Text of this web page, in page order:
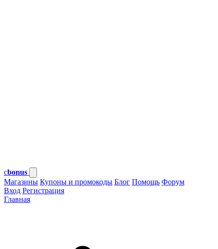
cbonus
Магазины Купоны и промокоды Блог Помощь Форум
Вход Регистрация
Главная